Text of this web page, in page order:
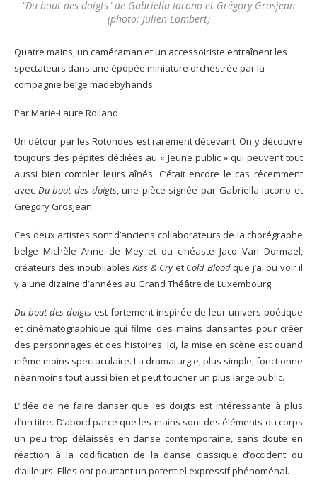
"Du bout des doigts" de Gabriella Iacono et Grégory Grosjean
(photo: Julien Lambert)
Quatre mains, un caméraman et un accessoiriste entraînent les
spectateurs dans une épopée miniature orchestrée par la
compagnie belge madebyhands.
Par Marie-Laure Rolland
Un détour par les Rotondes est rarement décevant. On y découvre
toujours des pépites dédiées au « Jeune public » qui peuvent tout
aussi bien combler leurs aînés. C’était encore le cas récemment
avec Du bout des doigts, une pièce signée par Gabriella Iacono et
Gregory Grosjean.
Ces deux artistes sont d’anciens collaborateurs de la chorégraphe
belge Michèle Anne de Mey et du cinéaste Jaco Van Dormael,
créateurs des inoubliablesKiss & Cryet Cold Bloodque j’ai pu voir il
y a une dizaine d’années au Grand Théâtre de Luxembourg.
Du bout des doigts est fortement inspirée de leur univers poétique
et cinématographique qui filme des mains dansantes pour créer
des personnages et des histoires. Ici, la mise en scène est quand
même moins spectaculaire. La dramaturgie, plus simple, fonctionne
néanmoins tout aussi bien et peut toucher un plus large public.
L’idée de ne faire danser que les doigts est intéressante à plus
d’un titre. D’abord parce que les mains sont des éléments du corps
un peu trop délaissés en danse contemporaine, sans doute en
réaction à la codification de la danse classique d’occident ou
d’ailleurs. Elles ont pourtant un potentiel expressif phénoménal.